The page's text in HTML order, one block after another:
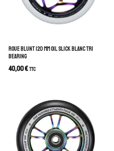
ROUE BLUNT 120 MM OIL SLICK BLANC TRI
BEARING
40,00€TTC